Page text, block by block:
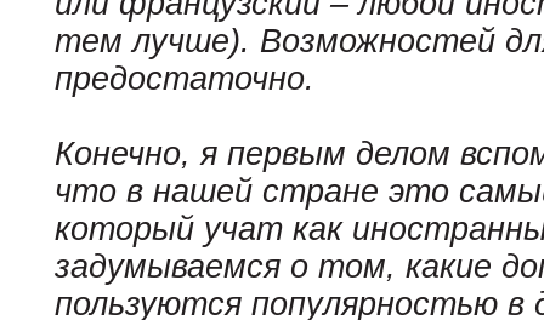
тем лучше). Возможностей
предостаточно.
Конечно, я первым делом
что в нашей стране это
который учат как
задумываемся о том, какие
пользуются популярностью в